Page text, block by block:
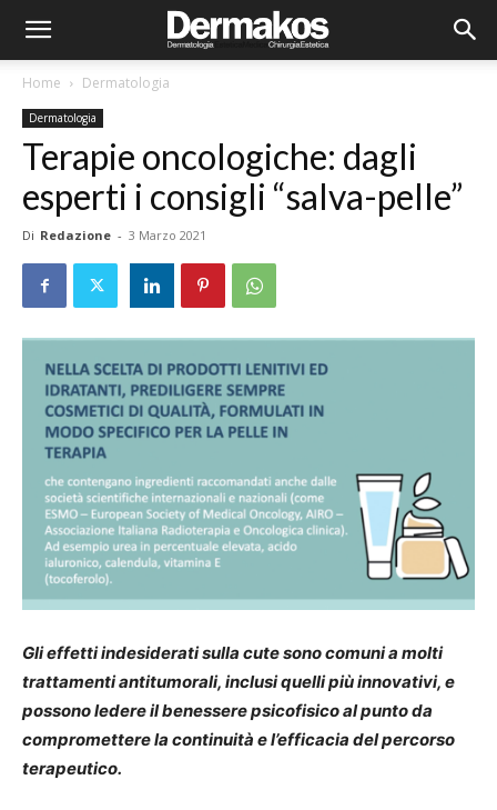
Home Dermatologia
Dermatologia
Terapie oncologiche: dagli
esperti i consigli “salva-pelle”
Di Redazione - 3 Marzo 2021
Gli effetti indesiderati sulla cute sono comuni a molti
trattamenti antitumorali, inclusi quelli più innovativi, e
possono ledere il benessere psicofisico al punto da
compromettere la continuità e l’efficacia del percorso
terapeutico.